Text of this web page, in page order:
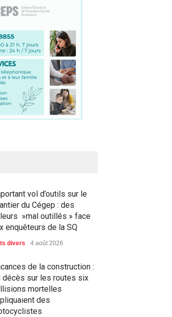
vol d’outils sur le
du Cégep : des
»mal outillés » face
enquêteurs de la SQ
divers 4 août 2026
de la construction :
décès sur les routes six
mortelles
des